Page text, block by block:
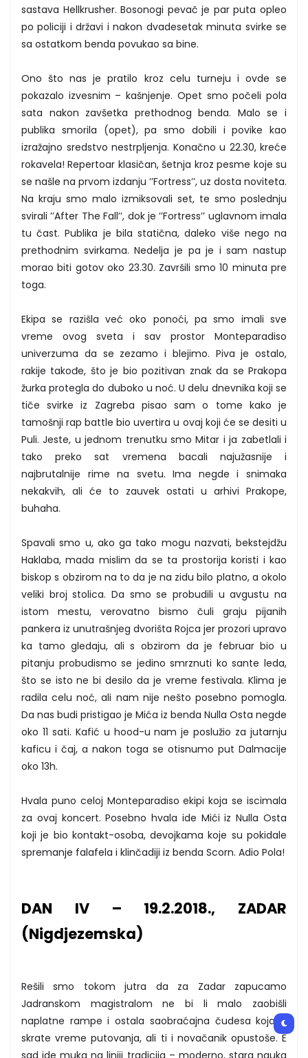
sastava Hellkrusher. Bosonogi pevač je par puta opleo
po policiji i državi i nakon dvadesetak minuta svirke se
sa ostatkom benda povukao sa bine.
Ono što nas je pratilo kroz celu turneju i ovde se
pokazalo izvesnim – kašnjenje. Opet smo počeli pola
sata nakon zavšetka prethodnog benda. Malo se i
publika smorila (opet), pa smo dobili i povike kao
izražajno sredstvo nestrpljenja. Konačno u 22.30, kreće
rokavela! Repertoar klasičan, šetnja kroz pesme koje su
se našle na prvom izdanju ’’Fortress’’, uz dosta noviteta.
Na kraju smo malo izmiksovali set, te smo poslednju
svirali ’’After The Fall’’, dok je ’’Fortress’’ uglavnom imala
tu čast. Publika je bila statična, daleko više nego na
prethodnim svirkama. Nedelja je pa je i sam nastup
morao biti gotov oko 23.30. Završili smo 10 minuta pre
toga.
Ekipa se razišla već oko ponoći, pa smo imali sve
vreme ovog sveta i sav prostor Monteparadiso
univerzuma da se zezamo i blejimo. Piva je ostalo,
rakije takođe, što je bio pozitivan znak da se Prakopa
žurka protegla do duboko u noć. U delu dnevnika koji se
tiče svirke iz Zagreba pisao sam o tome kako je
tamošnji rap battle bio uvertira u ovaj koji će se desiti u
Puli. Jeste, u jednom trenutku smo Mitar i ja zabetlali i
tako preko sat vremena bacali najužasnije i
najbrutalnije rime na svetu. Ima negde i snimaka
nekakvih, ali će to zauvek ostati u arhivi Prakope,
buhaha.
Spavali smo u, ako ga tako mogu nazvati, bekstejdžu
Haklaba, mada mislim da se ta prostorija koristi i kao
biskop s obzirom na to da je na zidu bilo platno, a okolo
veliki broj stolica. Da smo se probudili u avgustu na
istom mestu, verovatno bismo čuli graju pijanih
pankera iz unutrašnjeg dvorišta Rojca jer prozori upravo
ka tamo gledaju, ali s obzirom da je februar bio u
pitanju probudismo se jedino smrznuti ko sante leda,
što se isto ne bi desilo da je vreme festivala. Klima je
radila celu noć, ali nam nije nešto posebno pomogla.
Da nas budi pristigao je Mića iz benda Nulla Osta negde
oko 11 sati. Kafić u hood-u nam je poslužio za jutarnju
kaficu i čaj, a nakon toga se otisnumo put Dalmacije
oko 13h.
Hvala puno celoj Monteparadiso ekipi koja se iscimala
za ovaj koncert. Posebno hvala ide Mići iz Nulla Osta
koji je bio kontakt-osoba, devojkama koje su pokidale
spremanje falafela i klinčadiji iz benda Scorn. Adio Pola!
DAN IV – 19.2.2018., ZADAR
(Nigdjezemska)
Rešili smo tokom jutra da za Zadar zapucamo
Jadranskom magistralom ne bi li malo zaobišli
naplatne rampe i ostala saobraćajna čudesa koja ti
skrate vreme putovanja, ali ti i novačanik opustoše. E
sad ide muka na liniji tradicija – moderno, stara nauka